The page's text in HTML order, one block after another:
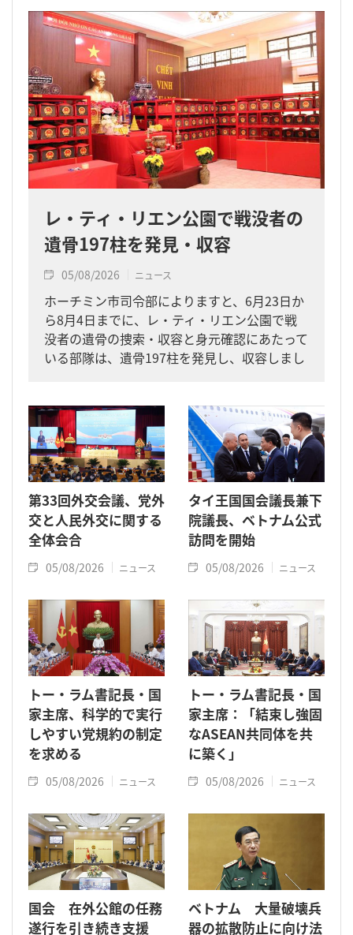
レ・ティ・リエン公園で戦没者の
遺骨197柱を発見・収容
05/08/2026 ニュース
ホーチミン市司令部によりますと、6月23日か
ら8月4日までに、レ・ティ・リエン公園で戦
没者の遺骨の捜索・収容と身元確認にあたって
いる部隊は、遺骨197柱を発見し、収容しまし
第33回外交会議、党外
交と人民外交に関する
全体会合
05/08/2026 ニュース
タイ王国国会議長兼下
院議長、ベトナム公式
訪問を開始
05/08/2026 ニュース
トー・ラム書記長・国
家主席、科学的で実行
しやすい党規約の制定
を求める
05/08/2026 ニュース
トー・ラム書記長・国
家主席：「結束し強固
なASEAN共同体を共
に築く」
05/08/2026 ニュース
国会 在外公館の任務
遂行を引き続き支援
ベトナム 大量破壊兵
器の拡散防止に向け法